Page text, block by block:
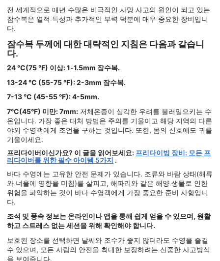
전 세계적으로 매년 수많은 비극적인 사망 사고의 원인이 되고 있는
잠수복은 열적 특성과 추가적인 부력 덕분에 매우 중요한 장비입니
다.
잠수복 두께에 대한 대략적인 지침은 다음과 같습니
다.
24 °C(75 °F) 이상: 1-1.5mm 잠수복.
13-24 °C (55-75 °F): 2-3mm 잠수복.
7-13 °C (45-55 °F): 4-5mm.
7°C(45°F) 미만: 7mm: 저체온증이 심각한 우려를 불러일으키는 수
온입니다. 가장 좋은 대처 방법은 주의를 기울이고 해당 지역의 다른
야외 수영객에게 조언을 구하는 것입니다. 또한, 몸의 신호에도 귀를
기울이세요.
프리다이버이신가요? 이 글을 읽어보세요: 프리다이빙 장비: 모든 프
리다이버를 위한 필수 아이템 5가지 .
바다 수영에는 고유한 안전 문제가 있습니다. 조류와 바람 상태(해류
와 너울에 영향을 미침)를 살피고, 해파리와 같은 해양 생물로 인한
위험을 파악하는 것이 바다 수영객에게 가장 중요한 준비 사항입니
다.
조석 및 풍속 정보는 온라인이나 앱을 통해 쉽게 얻을 수 있으며, 원활
하고 스트레스 없는 세션을 위해 확인해야 합니다.
보호된 장소를 선택하면 날씨와 조수가 좋지 않더라도 수영을 즐길
수 있으며, 모든 사람의 안전을 최대한 보장하려는 신중한 사고방식
을 보여줍니다.